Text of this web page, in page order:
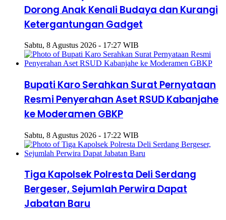
Dorong Anak Kenali Budaya dan Kurangi
Ketergantungan Gadget
Sabtu, 8 Agustus 2026 - 17:27 WIB
Bupati Karo Serahkan Surat Pernyataan
Resmi Penyerahan Aset RSUD Kabanjahe
ke Moderamen GBKP
Sabtu, 8 Agustus 2026 - 17:22 WIB
Tiga Kapolsek Polresta Deli Serdang
Bergeser, Sejumlah Perwira Dapat
Jabatan Baru